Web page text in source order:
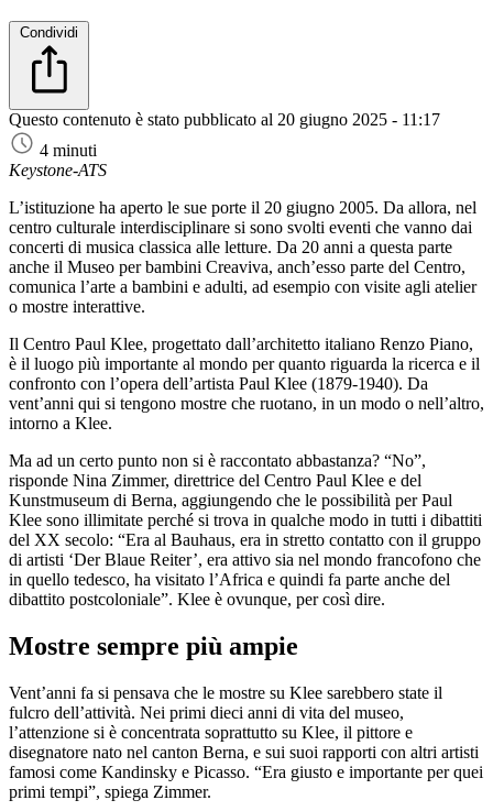
Condividi
Questo contenuto è stato pubblicato al 20 giugno 2025 - 11:17
4 minuti
Keystone-ATS
L’istituzione ha aperto le sue porte il 20 giugno 2005. Da allora, nel
centro culturale interdisciplinare si sono svolti eventi che vanno dai
concerti di musica classica alle letture. Da 20 anni a questa parte
anche il Museo per bambini Creaviva, anch’esso parte del Centro,
comunica l’arte a bambini e adulti, ad esempio con visite agli atelier
o mostre interattive.
Il Centro Paul Klee, progettato dall’architetto italiano Renzo Piano,
è il luogo più importante al mondo per quanto riguarda la ricerca e il
confronto con l’opera dell’artista Paul Klee (1879-1940). Da
vent’anni qui si tengono mostre che ruotano, in un modo o nell’altro,
intorno a Klee.
Ma ad un certo punto non si è raccontato abbastanza? “No”,
risponde Nina Zimmer, direttrice del Centro Paul Klee e del
Kunstmuseum di Berna, aggiungendo che le possibilità per Paul
Klee sono illimitate perché si trova in qualche modo in tutti i dibattiti
del XX secolo: “Era al Bauhaus, era in stretto contatto con il gruppo
di artisti ‘Der Blaue Reiter’, era attivo sia nel mondo francofono che
in quello tedesco, ha visitato l’Africa e quindi fa parte anche del
dibattito postcoloniale”. Klee è ovunque, per così dire.
Mostre sempre più ampie
Vent’anni fa si pensava che le mostre su Klee sarebbero state il
fulcro dell’attività. Nei primi dieci anni di vita del museo,
l’attenzione si è concentrata soprattutto su Klee, il pittore e
disegnatore nato nel canton Berna, e sui suoi rapporti con altri artisti
famosi come Kandinsky e Picasso. “Era giusto e importante per quei
primi tempi”, spiega Zimmer.